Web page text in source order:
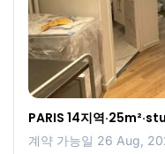
PARIS 14지역
계약 가능일 26 Aug,